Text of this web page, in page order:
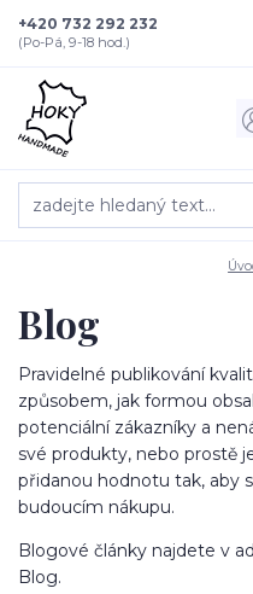
+420 732 292 232
(Po-Pá, 9-18 hod.)
Blog
Pravidelné publikování
způsobem, jak formou
potenciální zákazníky a
své produkty, nebo prostě
přidanou hodnotu tak, aby
budoucím nákupu.
Blogové články najdete v
Blog.